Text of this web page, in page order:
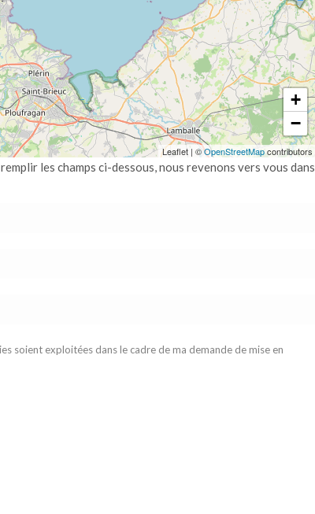
+
−
Leaflet | ©OpenStreetMapcontributors
les champs ci-dessous, nous revenons vers vous dans
soient exploitées dans le cadre de ma demande de mise en